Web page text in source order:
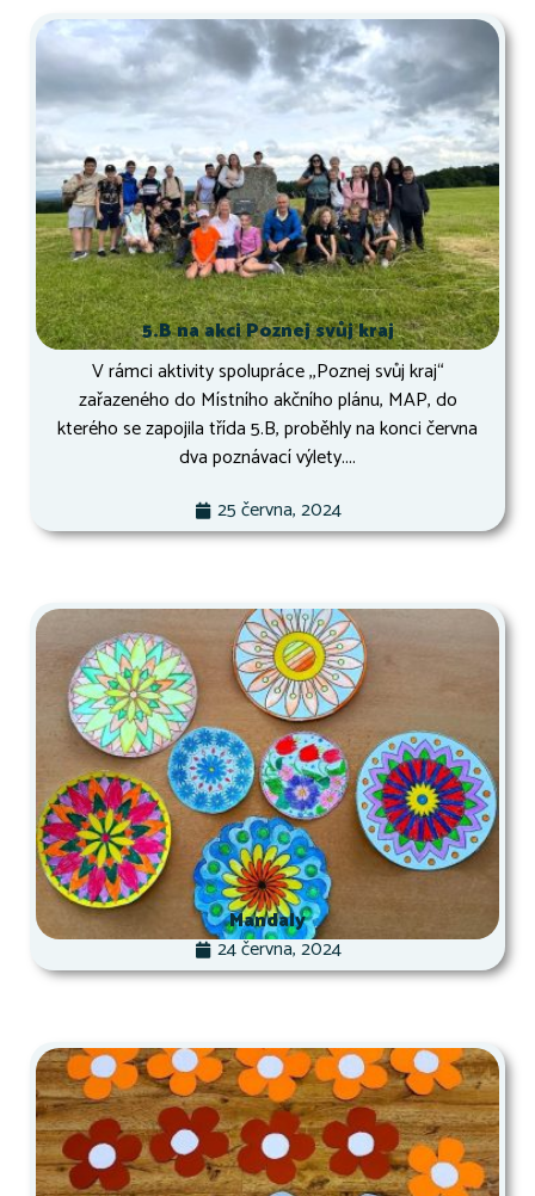
5.B na akci Poznej svůj kraj
V rámci aktivity spolupráce ,,Poznej svůj kraj“
zařazeného do Místního akčního plánu, MAP, do
kterého se zapojila třída 5.B, proběhly na konci června
dva poznávací výlety....
25 června, 2024
Mandaly
24 června, 2024